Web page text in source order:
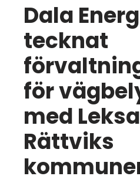
Dala
tecknat
för
med
Rättviks